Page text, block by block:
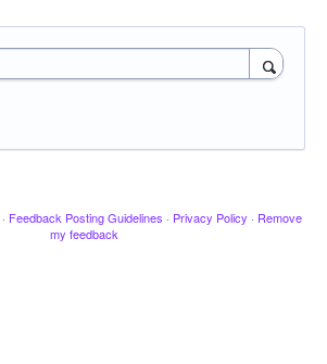
· Feedback Posting Guidelines · Privacy Policy · Remove
my feedback